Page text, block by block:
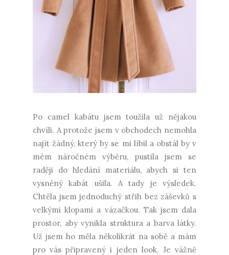
Po camel kabátu jsem toužila už nějakou
chvíli. A protože jsem v obchodech nemohla
najít žádný, který by se mi líbil a obstál by v
mém náročném výběru, pustila jsem se
raději do hledání materiálu, abych si ten
vysněný kabát ušila. A tady je výsledek.
Chtěla jsem jednoduchý střih bez záševků s
velkými klopami a vázačkou. Tak jsem dala
prostor, aby vynikla struktura a barva látky.
Už jsem ho měla několikrát na sobě a mám
pro vás připravený i jeden look. Je vážně